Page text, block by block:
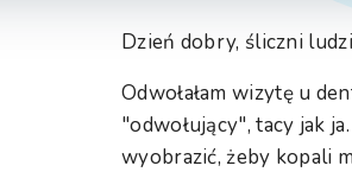
Dzień dobry, śliczni
Odwołałam wizytę u
"odwołujący", tacy jak
wyobrazić, żeby kopali